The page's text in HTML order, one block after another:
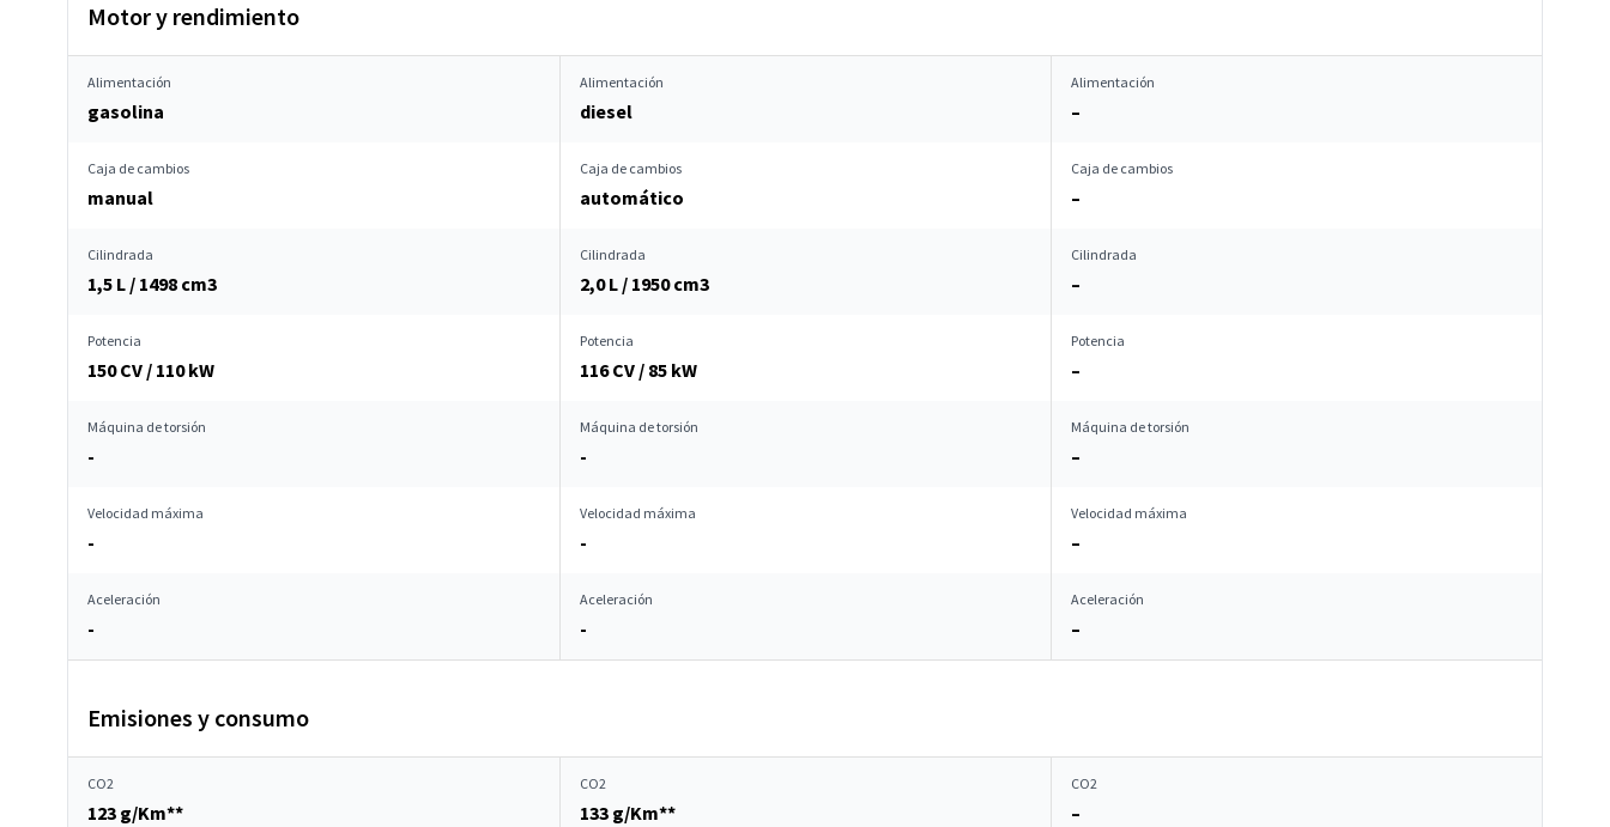
Motor y rendimiento
Alimentación
gasolina
Alimentación
diesel
Alimentación
–
Caja de cambios
manual
Caja de cambios
automático
Caja de cambios
–
Cilindrada
1,5 L / 1498 cm3
Cilindrada
2,0 L / 1950 cm3
Cilindrada
–
Potencia
150 CV / 110 kW
Potencia
116 CV / 85 kW
Potencia
–
Máquina de torsión
-
Máquina de torsión
-
Máquina de torsión
–
Velocidad máxima
-
Velocidad máxima
-
Velocidad máxima
–
Aceleración
-
Aceleración
-
Aceleración
–
Emisiones y consumo
CO2
123 g/Km**
CO2
133 g/Km**
CO2
–